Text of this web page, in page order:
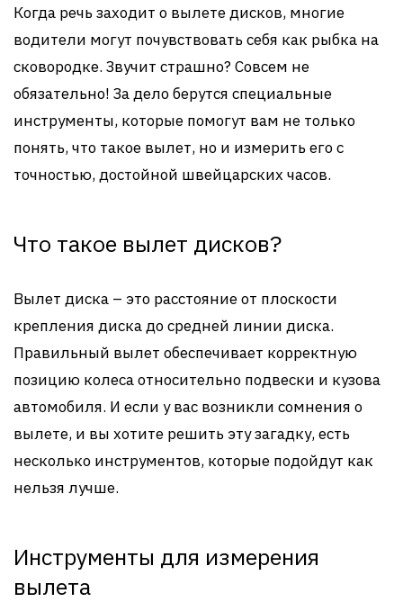
Когда речь заходит о вылете дисков, многие
водители могут почувствовать себя как рыбка на
сковородке. Звучит страшно? Совсем не
обязательно! За дело берутся специальные
инструменты, которые помогут вам не только
понять, что такое вылет, но и измерить его с
точностью, достойной швейцарских часов.
Что такое вылет дисков?
Вылет диска – это расстояние от плоскости
крепления диска до средней линии диска.
Правильный вылет обеспечивает корректную
позицию колеса относительно подвески и кузова
автомобиля. И если у вас возникли сомнения о
вылете, и вы хотите решить эту загадку, есть
несколько инструментов, которые подойдут как
нельзя лучше.
Инструменты для измерения
вылета